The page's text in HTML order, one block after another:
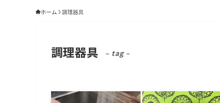
ホーム 調理器具
調理器具 – tag –